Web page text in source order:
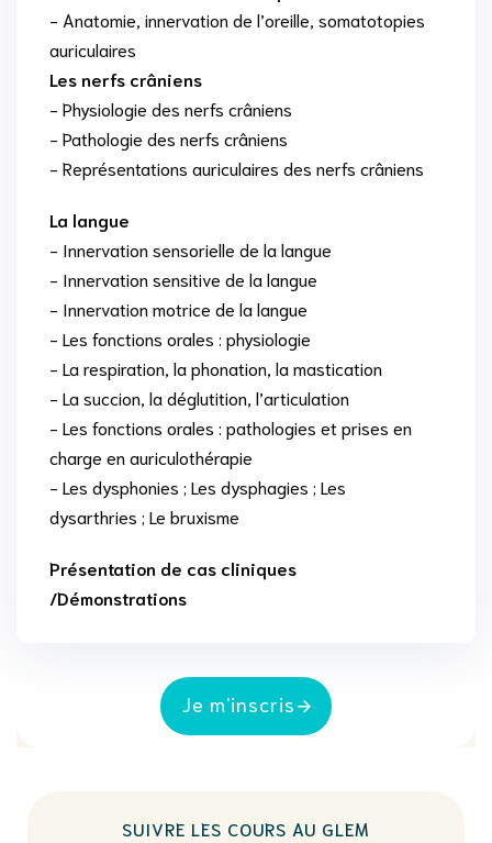
- Anatomie, innervation de l’oreille, somatotopies
auriculaires
Les nerfs crâniens
- Physiologie des nerfs crâniens
- Pathologie des nerfs crâniens
- Représentations auriculaires des nerfs crâniens
La langue
- Innervation sensorielle de la langue
- Innervation sensitive de la langue
- Innervation motrice de la langue
- Les fonctions orales : physiologie
- La respiration, la phonation, la mastication
- La succion, la déglutition, l’articulation
- Les fonctions orales : pathologies et prises en
charge en auriculothérapie
- Les dysphonies ; Les dysphagies ; Les
dysarthries ; Le bruxisme
Présentation de cas cliniques
/Démonstrations
Je m'inscris
SUIVRE LES COURS AU GLEM